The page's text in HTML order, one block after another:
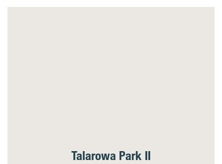
Talarowa Park II